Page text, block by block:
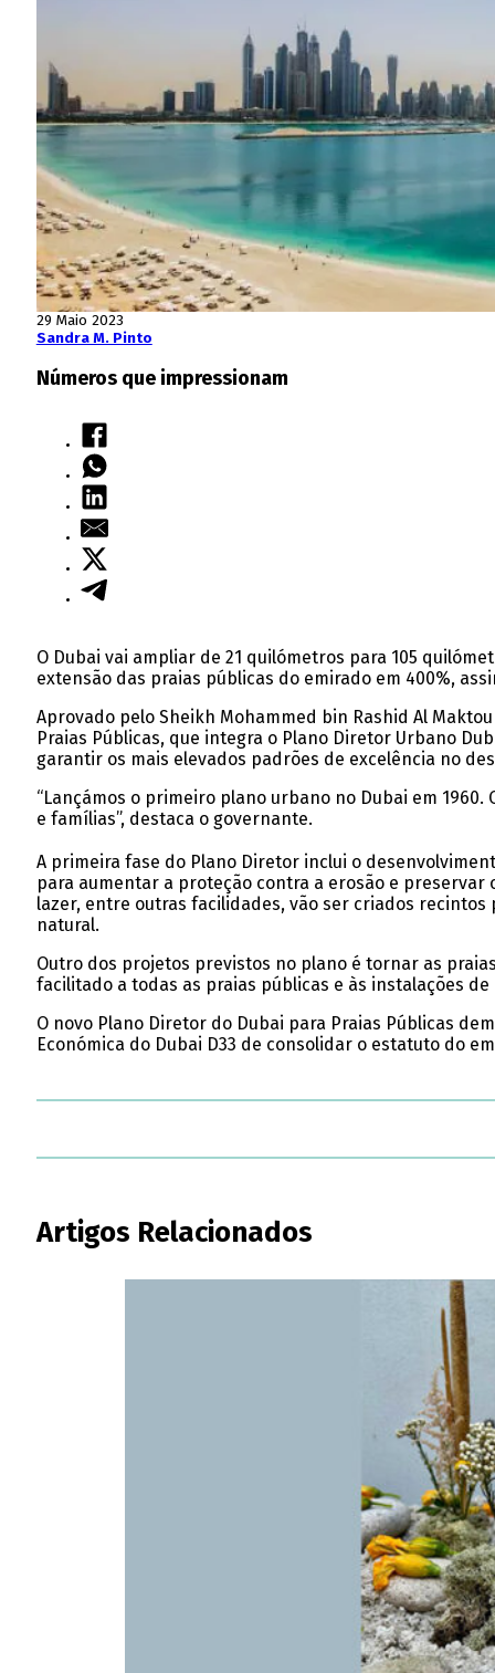
29 Maio 2023
Sandra M. Pinto
Números que impressionam
O Dubai vai ampliar de 21 quilómetros para 105
extensão das praias públicas do emirado em 400%,
Aprovado pelo Sheikh Mohammed bin Rashid Al
Praias Públicas, que integra o Plano Diretor Urbano
garantir os mais elevados padrões de excelência no
“Lançámos o primeiro plano urbano no Dubai em
e famílias”, destaca o governante.
A primeira fase do Plano Diretor inclui o
para aumentar a proteção contra a erosão e
lazer, entre outras facilidades, vão ser criados
natural.
Outro dos projetos previstos no plano é tornar as
facilitado a todas as praias públicas e às instalações de
O novo Plano Diretor do Dubai para Praias Públicas
Económica do Dubai D33 de consolidar o estatuto do
Artigos Relacionados